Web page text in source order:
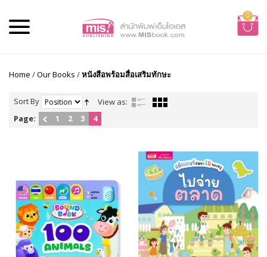
0
Home /Our Books /หนังสือพร้อมสื่อเสริมทักษะ
Sort By
View as:
Page:
1 2 3 4